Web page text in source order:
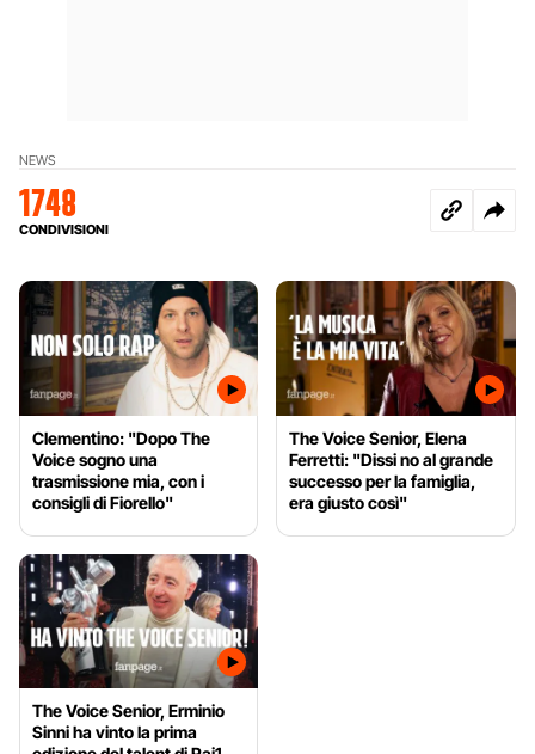
NEWS
1748
CONDIVISIONI
Clementino: "Dopo The
Voice sogno una
trasmissione mia, con i
consigli di Fiorello"
The Voice Senior, Elena
Ferretti: "Dissi no al grande
successo per la famiglia,
era giusto così"
The Voice Senior, Erminio
Sinni ha vinto la prima